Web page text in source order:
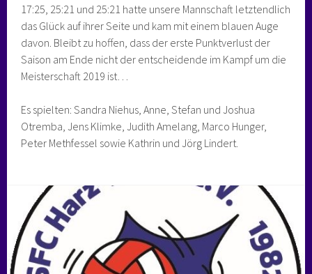
17:25, 25:21 und 25:21 hatte unsere Mannschaft letztendlich
das Glück auf ihrer Seite und kam mit einem blauen Auge
davon. Bleibt zu hoffen, dass der erste Punktverlust der
Saison am Ende nicht der entscheidende im Kampf um die
Meisterschaft 2019 ist…
Es spielten: Sandra Niehus, Anne, Stefan und Joshua
Otremba, Jens Klimke, Judith Amelang, Marco Hunger,
Peter Methfessel sowie Kathrin und Jörg Lindert.